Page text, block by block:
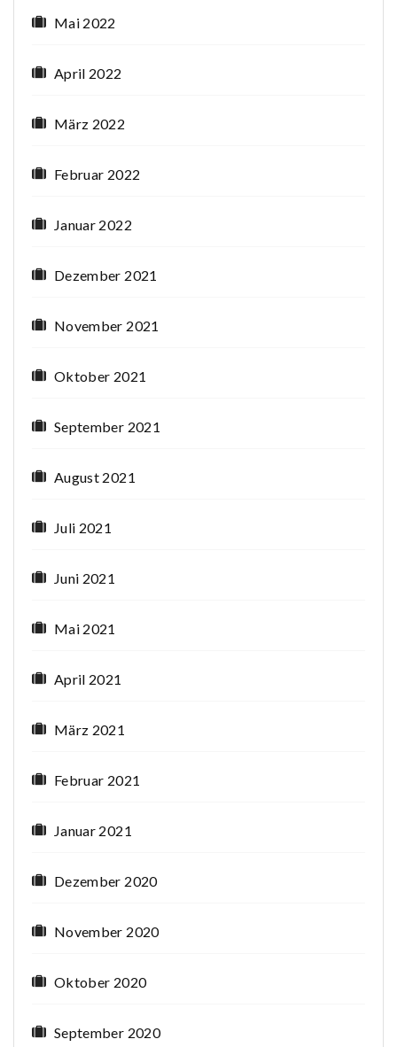
Mai 2022
April 2022
März 2022
Februar 2022
Januar 2022
Dezember 2021
November 2021
Oktober 2021
September 2021
August 2021
Juli 2021
Juni 2021
Mai 2021
April 2021
März 2021
Februar 2021
Januar 2021
Dezember 2020
November 2020
Oktober 2020
September 2020